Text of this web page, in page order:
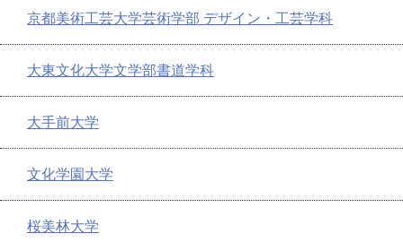
京都美術工芸大学芸術学部 デザイン・工芸学科
大東文化大学文学部書道学科
大手前大学
文化学園大学
桜美林大学